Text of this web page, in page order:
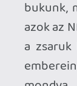
programért
készítők,
mondható,
Maxet
játékok, és